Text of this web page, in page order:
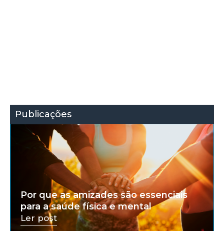
Publicações
Por que as amizades são essenciais
para a saúde física e mental
Ler post